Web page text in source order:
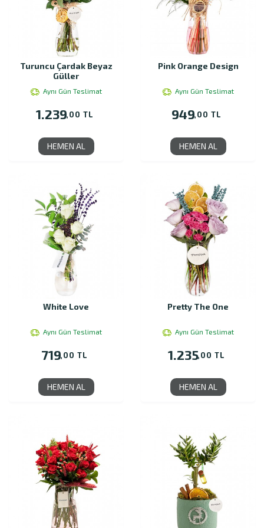
Turuncu Çardak Beyaz
Güller
Aynı Gün Teslimat
1.239,00 TL
HEMEN AL
Pink Orange Design
Aynı Gün Teslimat
949,00 TL
HEMEN AL
White Love
Aynı Gün Teslimat
719,00 TL
HEMEN AL
Pretty The One
Aynı Gün Teslimat
1.235,00 TL
HEMEN AL